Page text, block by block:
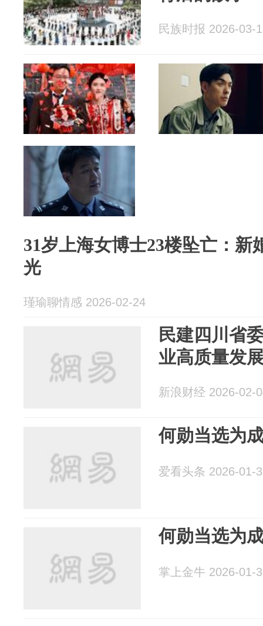
民族时报 2026-03-
31岁上海女博士23楼坠亡：新
光
瑾瑜聊情感 2026-02-24
民建四川省
业高质量发
新浪财经 2026-02-
何勋当选为
爱看头条 2026-01-
何勋当选为
掌上金牛 2026-01-